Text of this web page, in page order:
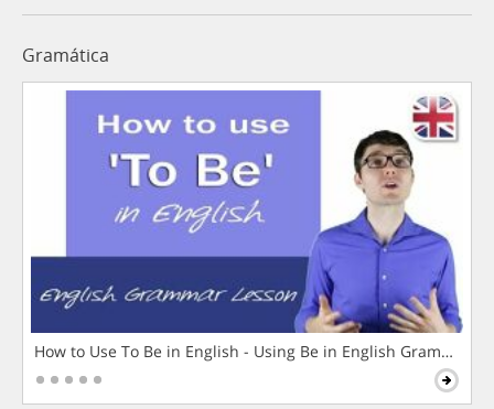
Gramática
How to Use To Be in English - Using Be in English Grammar